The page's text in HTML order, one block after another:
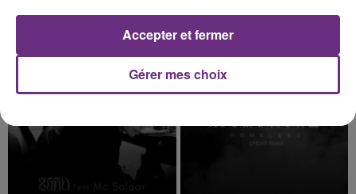
METALLICA
Nothing Else Matters.
OLIVIA RODRIGO
Gérer mes choix
Accepter et fermer